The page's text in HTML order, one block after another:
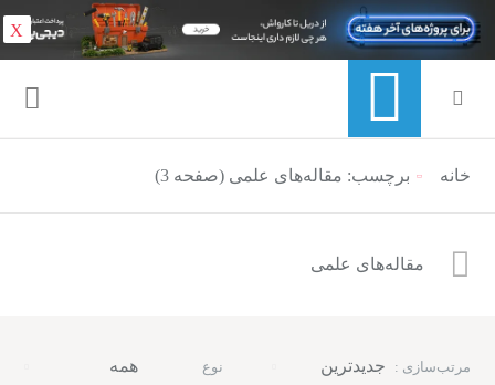
منوی ناوبری خرده نان
خانه برچسب: مقاله‌های علمی (صفحه 3)
مقاله‌های علمی
مرتب‌سازی : جدیدترین نوع همه
X